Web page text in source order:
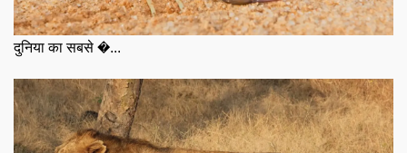
दुनिया का सबसे �...